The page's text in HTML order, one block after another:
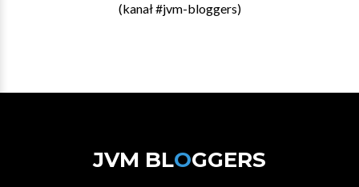
(kanał #jvm-bloggers)
JVM BLOGGERS